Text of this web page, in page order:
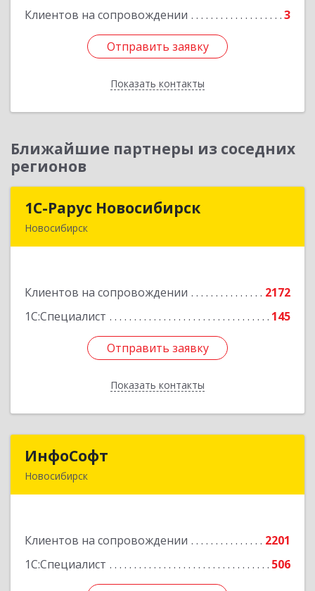
Клиентов на сопровождении 3
Отправить заявку
Показать контакты
Отправить заявку
Назад
Ближайшие партнеры из соседних
регионов
1С-Рарус Новосибирск
Новосибирск
Клиентов на сопровождении
2172
1С:Специалист
145
Отправить заявку
Показать контакты
1С-Рарус Новосибирск
Подробнее
Отправить заявку
Назад
ИнфоСофт
Новосибирск
Клиентов на сопровождении
2201
1С:Специалист
506
Подробнее